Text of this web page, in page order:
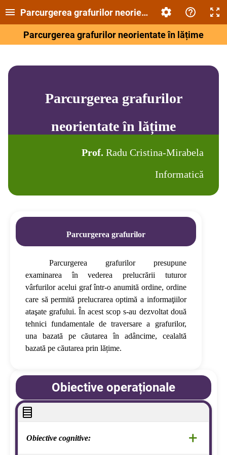
Parcurgerea grafurilor neorientate în lățime
Parcurgerea grafurilor neorientate în lățime
Parcurgerea grafurilor
neorientate în lățime
Prof. Radu Cristina-Mirabela
Informatică
Parcurgerea grafurilor
Parcurgerea grafurilor presupune
examinarea în vederea prelucrării tuturor
vârfurilor acelui graf într-o anumită ordine, ordine
care să permită prelucrarea optimă a informaţiilor
ataşate grafului. În acest scop s-au dezvoltat două
tehnici fundamentale de traversare a grafurilor,
una bazată pe căutarea în adâncime, cealaltă
bazată pe căutarea prin lățime.
Obiective operaționale
Obiective cognitive: +